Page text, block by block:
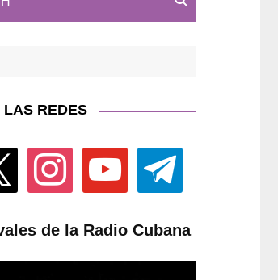
LAS REDES
instagram youtube telegram
de la Radio Cubana